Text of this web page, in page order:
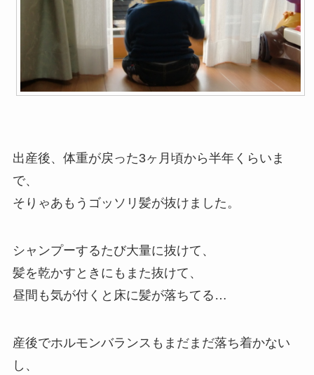
出産後、体重が戻った3ヶ月頃から半年くらいま
で、
そりゃあもうゴッソリ髪が抜けました。
シャンプーするたび大量に抜けて、
髪を乾かすときにもまた抜けて、
昼間も気が付くと床に髪が落ちてる…
産後でホルモンバランスもまだまだ落ち着かない
し、